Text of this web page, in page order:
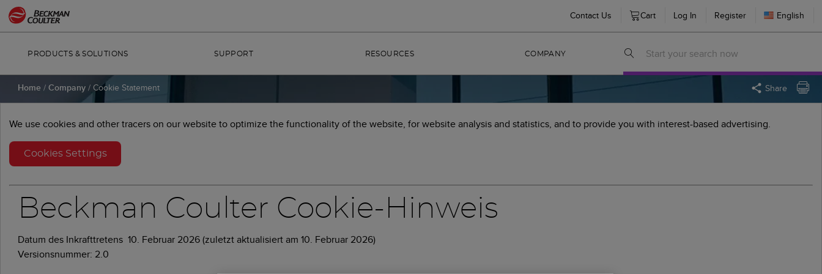
Contact Us Cart Log In Register English
PRODUCTS & SOLUTIONS SUPPORT RESOURCES COMPANY
Home / Company / Cookie Statement Share
Cookie Statement
We use cookies and other tracers on our website to optimize the functionality of the website, for website analysis and statistics, and to provide you with interest-based advertising.
Cookies Settings
Beckman Coulter Cookie-Hinweis
Datum des Inkrafttretens 10. Februar 2026 (zuletzt aktualisiert am 10. Februar 2026)
Versionsnummer: 2.0